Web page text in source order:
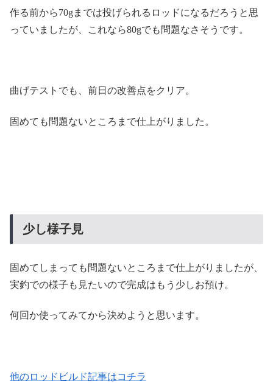
作る前から70gまでは投げられるロッドになるだろうと思
っていましたが、これなら80gでも問題なさそうです。
曲げテストでも、前日の改善点をクリア。
固めても問題ないところまで仕上がりました。
少し様子見
固めてしまっても問題ないところまで仕上がりましたが、
実釣での様子も見たいので完成はもう少しお預け。
何回か使ってみてから決めようと思います。
他のロッドビルド記事はコチラ